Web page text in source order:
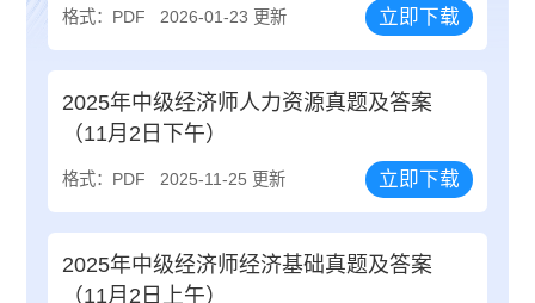
格式：PDF 2026-01-23 更新 立即下载
2025年中级经济师人力资源真题及答案
（11月2日下午）
格式：PDF 2025-11-25 更新 立即下载
2025年中级经济师经济基础真题及答案
（11月2日上午）